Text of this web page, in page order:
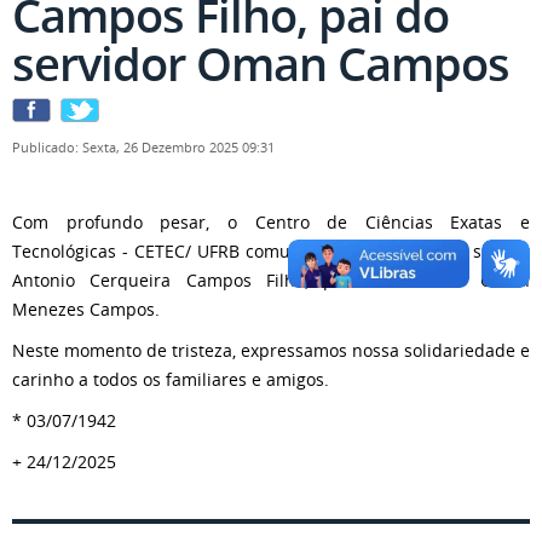
Campos Filho, pai do
servidor Oman Campos
Publicado: Sexta, 26 Dezembro 2025 09:31
Com profundo pesar, o Centro de Ciências Exatas e
Tecnológicas - CETEC/ UFRB comunica o falecimento do senhor
Antonio Cerqueira Campos Filho, pai do servidor Oman
Menezes Campos.
Neste momento de tristeza, expressamos nossa solidariedade e
carinho a todos os familiares e amigos.
* 03/07/1942
+ 24/12/2025